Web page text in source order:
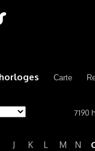
Carte
7190
J K L M N